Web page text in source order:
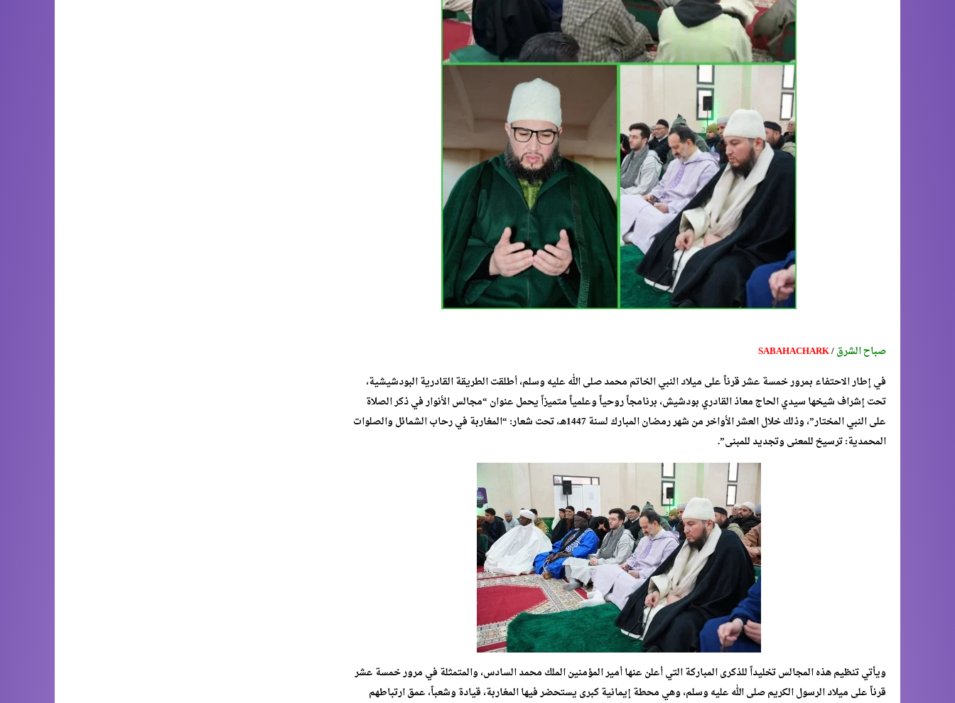
صباح الشرق/
SABAHACHARK
في إطار الاحتفاء بمرور خمسة عشر قرناً على ميلاد النبي الخاتم محمد صلى الله عليه وسلم، أطلقت الطريقة القادرية البودشيشية،
تحت إشراف شيخها سيدي الحاج معاذ القادري بودشيش، برنامجاً روحياً وعلمياً متميزاً يحمل عنوان “مجالس الأنوار في ذكر الصلاة
على النبي المختار”، وذلك خلال العشر الأواخر من شهر رمضان المبارك لسنة 1447هـ، تحت شعار: “المغاربة في رحاب الشمائل والصلوات
المحمدية: ترسيخ للمعنى وتجديد للمبنى”.
ويأتي تنظيم هذه المجالس تخليداً للذكرى المباركة التي أعلن عنها أمير المؤمنين الملك محمد السادس، والمتمثلة في مرور خمسة عشر
قرناً على ميلاد الرسول الكريم صلى الله عليه وسلم، وهي محطة إيمانية كبرى يستحضر فيها المغاربة، قيادة وشعباً، عمق ارتباطهم